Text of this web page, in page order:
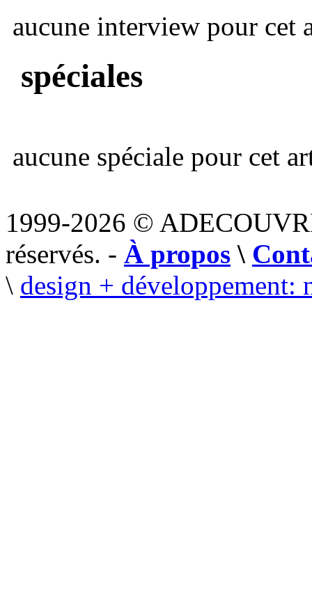
aucune interview pour cet
spéciales
aucune spéciale pour cet
1999-2026 ©
réservés. - À propos \
\ design + développement: